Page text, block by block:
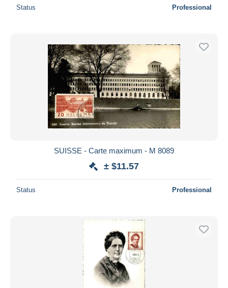
Status Professional
SUISSE - Carte maximum - M 8089
± $11.57
Status Professional